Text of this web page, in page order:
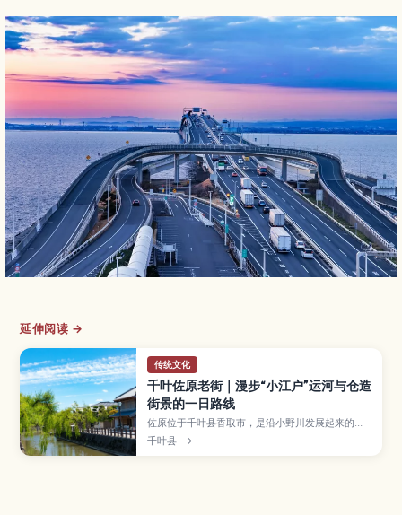
延伸阅读 →
传统文化
千叶佐原老街｜漫步“小江户”运河与仓造
街景的一日路线
佐原位于千叶县香取市，是沿小野川发展起来的历
史老街，被称为“小江户”，保留了成排的仓造建筑
与古老商家。本文将介绍运河游船、伊能忠敬旧宅
千叶县 →